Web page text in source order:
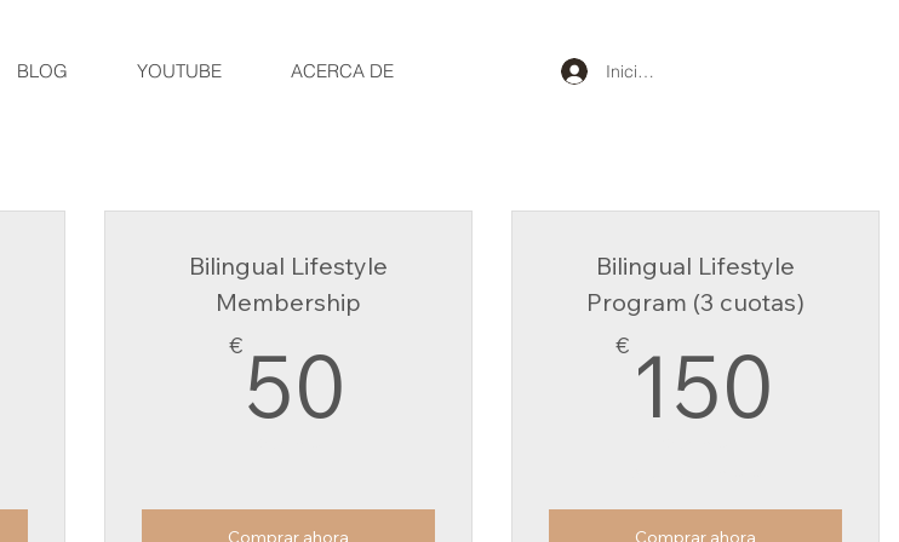
BLOG YOUTUBE ACERCA DE Iniciar sesión
Bilingual Lifestyle
Membership
€ 50
Comprar ahora
Bilingual Lifestyle
Program (3 cuotas)
€ 150
Comprar ahora